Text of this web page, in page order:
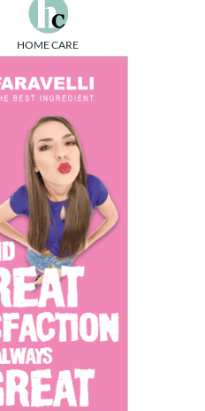
HOME CARE